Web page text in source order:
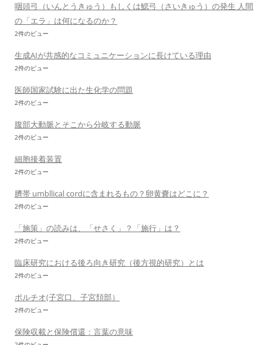
咽頭弓（いんとうきゅう）もしくは鰓弓（さいきゅう）の発生 人間
の「エラ」は何になるのか？
2件のビュー
生成AIが共感的なコミュニケーションに長けている理由
2件のビュー
医師国家試験に出た生化学の問題
2件のビュー
腹部大動脈とそこから分岐する動脈
2件のビュー
細胞接着装置
2件のビュー
臍帯 umbllical cordに含まれるもの？卵黄嚢はどこに？
2件のビュー
「施策」の読みは、「せさく」？「施行」は？
2件のビュー
臨床研究における後ろ向き研究（後方視的研究）とは
2件のビュー
ポルチオ(子宮口、子宮頚部）
2件のビュー
保険収載と保険償還：言葉の意味